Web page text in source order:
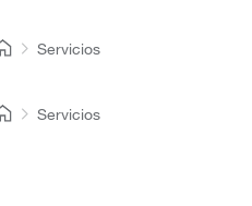
Servicios
Servicios